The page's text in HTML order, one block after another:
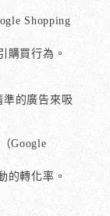
Shopping
購買行為。
準的廣告來吸
Google
的轉化率。